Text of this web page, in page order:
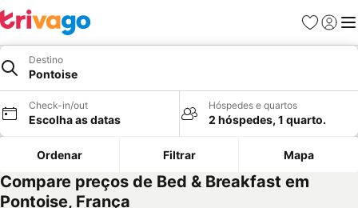
Favoritos
Iniciar
Destino
Pontoise
Check-in/out
Escolha as datas
Hóspedes e quartos
2 hóspedes, 1 quarto.
Ordenar Filtrar Mapa
Compare preços de Bed & Breakfast em
Pontoise, França